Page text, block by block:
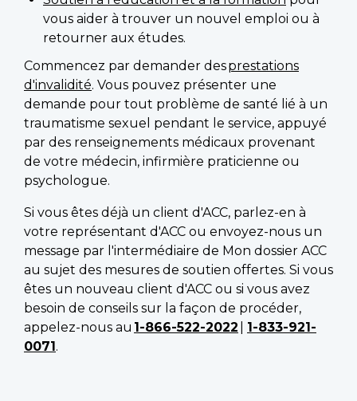
vous aider à trouver un nouvel emploi ou à
retourner aux études.
Commencez par demander desprestations
d'invalidité. Vous pouvez présenter une
demande pour tout problème de santé lié à un
traumatisme sexuel pendant le service, appuyé
par des renseignements médicaux provenant
de votre médecin, infirmière praticienne ou
psychologue.
Si vous êtes déjà un client d'ACC, parlez-en à
votre représentant d'ACC ou envoyez-nous un
message par l'intermédiaire de Mon dossier ACC
au sujet des mesures de soutien offertes. Si vous
êtes un nouveau client d'ACC ou si vous avez
besoin de conseils sur la façon de procéder,
appelez-nous au 1-866-522-2022
1-833-921-
0071 .